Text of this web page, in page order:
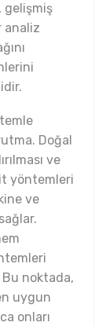
gelişmiş
analiz
Doğal
ve
yöntemleri
ve
noktada,
uygun
onları